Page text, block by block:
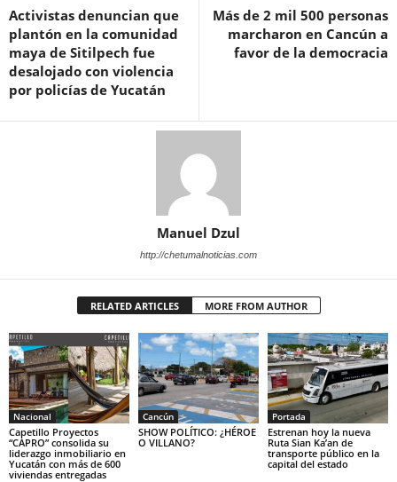
Activistas denuncian que
plantón en la comunidad
maya de Sitilpech fue
desalojado con violencia
por policías de Yucatán
Más de 2 mil 500 personas
marcharon en Cancún a
favor de la democracia
Manuel Dzul
http://chetumalnoticias.com
RELATED ARTICLES MORE FROM AUTHOR
Nacional
Capetillo Proyectos
“CAPRO” consolida su
liderazgo inmobiliario en
Yucatán con más de 600
viviendas entregadas
Cancún
SHOW POLÍTICO: ¿HÉROE
O VILLANO?
Portada
Estrenan hoy la nueva
Ruta Sian Ka’an de
transporte público en la
capital del estado